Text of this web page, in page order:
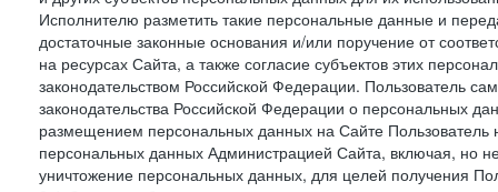
Исполнителю разметить такие персональные данные и
достаточные законные основания и/или поручение от
на ресурсах Сайта, а также согласие субъектов этих
законодательством Российской Федерации. Пользователь
законодательства Российской Федерации о персональных
размещением персональных данных на Сайте Пользователь
персональных данных Администрацией Сайта, включая, но
уничтожение персональных данных, для целей получения